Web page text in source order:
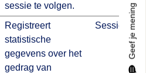
sessie te volgen.
Registreert
statistische
gegevens over het
gedrag van
Sessie Geef je mening